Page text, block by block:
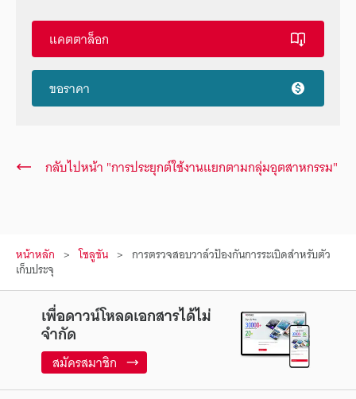
แคตตาล็อก
ขอราคา
กลับไปหน้า "การประยุกต์ใช้งานแยกตามกลุ่มอุตสาหกรรม"
หน้าหลัก โซลูชัน การตรวจสอบวาล์วป้องกันการระเบิดสำหรับตัว
เก็บประจุ
เพื่อดาวน์โหลดเอกสารได้ไม่
จำกัด
สมัครสมาชิก